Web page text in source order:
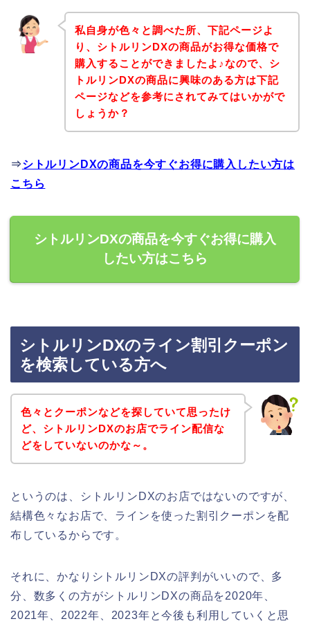
私自身が色々と調べた所、下記ページよ
り、シトルリンDXの商品がお得な価格で
購入することができましたよ♪なので、シ
トルリンDXの商品に興味のある方は下記
ページなどを参考にされてみてはいかがで
しょうか？
⇒シトルリンDXの商品を今すぐお得に購入したい方は
こちら
シトルリンDXの商品を今すぐお得に購入
したい方はこちら
シトルリンDXのライン割引クーポン
を検索している方へ
色々とクーポンなどを探していて思ったけ
ど、シトルリンDXのお店でライン配信な
どをしていないのかな～。
というのは、シトルリンDXのお店ではないのですが、
結構色々なお店で、ラインを使った割引クーポンを配
布しているからです。
それに、かなりシトルリンDXの評判がいいので、多
分、数多くの方がシトルリンDXの商品を2020年、
2021年、2022年、2023年と今後も利用していくと思